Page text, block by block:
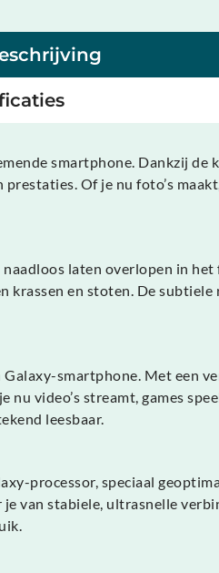
smartphone. Dankzij
Of je nu foto’s
laten overlopen in
en stoten. De
smartphone. Met een
video’s streamt, games
leesbaar.
processor, speciaal
stabiele, ultrasnelle